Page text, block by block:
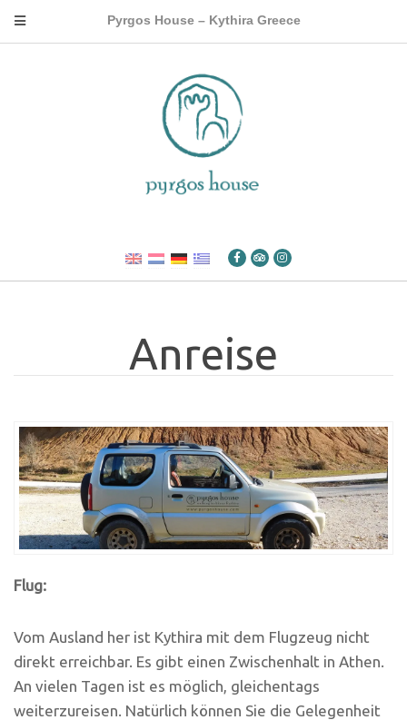
Pyrgos House – Kythira Greece
Anreise
Flug:
Vom Ausland her ist Kythira mit dem Flugzeug nicht
direkt erreichbar. Es gibt einen Zwischenhalt in Athen.
An vielen Tagen ist es möglich, gleichentags
weiterzureisen. Natürlich können Sie die Gelegenheit